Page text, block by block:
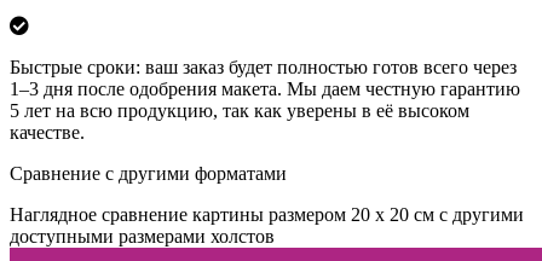
Быстрые сроки: ваш заказ будет полностью готов всего через
1–3 дня после одобрения макета. Мы даем честную гарантию
5 лет на всю продукцию, так как уверены в её высоком
качестве.
Сравнение с другими форматами
Наглядное сравнение картины размером 20 x 20 см с другими
доступными размерами холстов